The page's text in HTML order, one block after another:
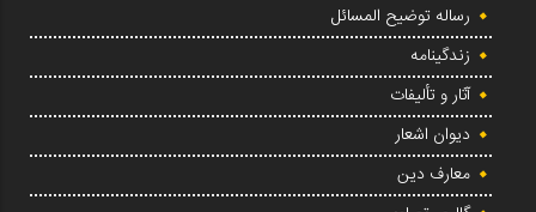
رساله توضیح المسائل
زندگینامه
آثار و تألیفات
دیوان اشعار
معارف دین